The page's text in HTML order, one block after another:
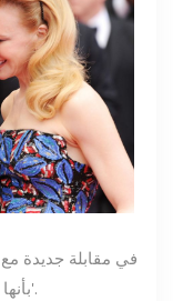
في مقابلة جديدة
بأنها انطوائية ، موضحة أنها تجد أن المنزل 'مغذي'.